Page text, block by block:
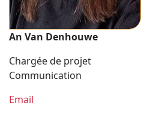
An Van Denhouwe
Chargée de projet
Communication
Email